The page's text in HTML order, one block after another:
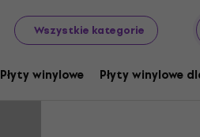
Wszystkie kategorie
Płyty winylowe Płyty winylowe
Maol